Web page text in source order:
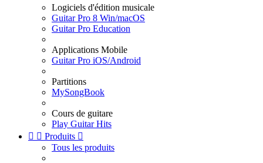
Logiciels d'édition musicale
Guitar Pro 8 Win/macOS
Guitar Pro Education
Applications Mobile
Guitar Pro iOS/Android
Partitions
MySongBook
Cours de guitare
Play Guitar Hits
  Produits 
Tous les produits